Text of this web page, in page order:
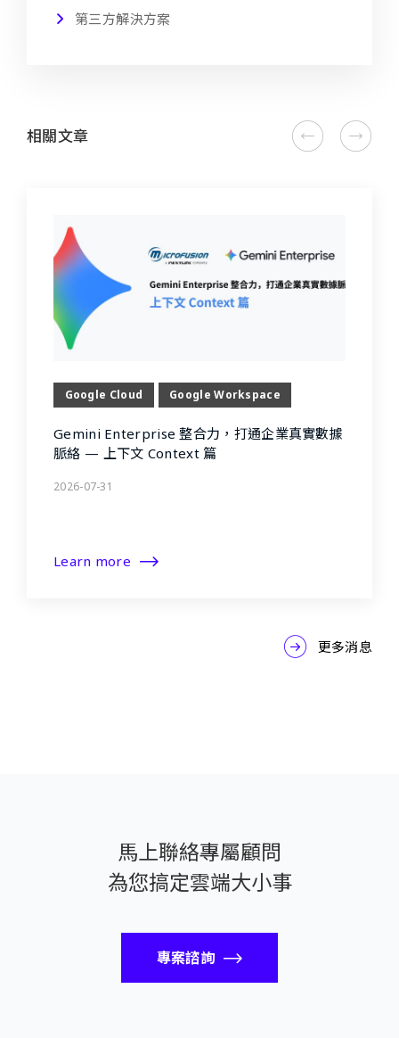
第三方解決方案
相關文章
Google Cloud Google Workspace
Gemini Enterprise 整合力，打通企業真實數據
脈絡 — 上下文 Context 篇
2026-07-31
Learn more
更多消息
馬上聯絡專屬顧問
為您搞定雲端大小事
專案諮詢